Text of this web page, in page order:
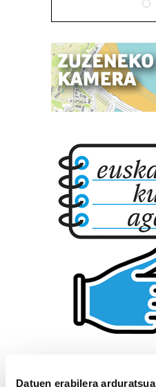
Datuen erabilera arduratsua